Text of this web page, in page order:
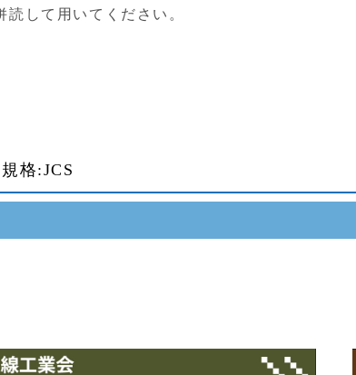
読して用いてください。
格:JCS